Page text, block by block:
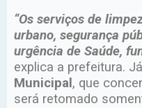
“Os serviços de
urbano, segurança
urgência de Saúde,
explica a prefeitura.
Municipal, que
será retomado